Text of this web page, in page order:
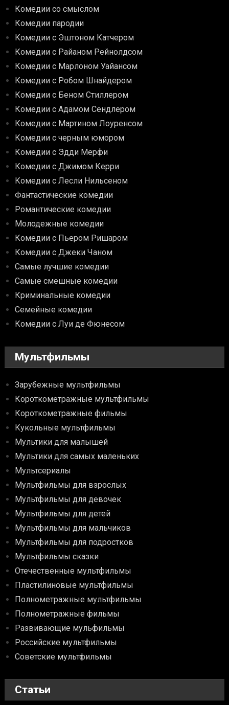
Комедии со смыслом
Комедии пародии
Комедии с Эштоном Катчером
Комедии с Райаном Рейнолдсом
Комедии с Марлоном Уайансом
Комедии с Робом Шнайдером
Комедии с Беном Стиллером
Комедии с Адамом Сендлером
Комедии с Мартином Лоуренсом
Комедии с черным юмором
Комедии с Эдди Мерфи
Комедии с Джимом Керри
Комедии с Лесли Нильсеном
Фантастические комедии
Романтические комедии
Молодежные комедии
Комедии с Пьером Ришаром
Комедии с Джеки Чаном
Самые лучшие комедии
Самые смешные комедии
Криминальные комедии
Семейные комедии
Комедии с Луи де Фюнесом
Мультфильмы
Зарубежные мультфильмы
Короткометражные мультфильмы
Короткометражные фильмы
Кукольные мультфильмы
Мультики для малышей
Мультики для самых маленьких
Мультсериалы
Мультфильмы для взрослых
Мультфильмы для девочек
Мультфильмы для детей
Мультфильмы для мальчиков
Мультфильмы для подростков
Мультфильмы сказки
Отечественные мультфильмы
Пластилиновые мультфильмы
Полнометражные мультфильмы
Полнометражные фильмы
Развивающие мульфильмы
Российские мультфильмы
Советские мультфильмы
Статьи